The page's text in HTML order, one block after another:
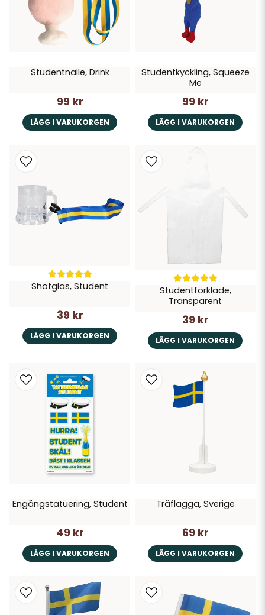
Studentnalle, Drink
99 kr
LÄGG I VARUKORGEN
Studentkyckling, Squeeze
Me
99 kr
LÄGG I VARUKORGEN
Shotglas, Student
39 kr
LÄGG I VARUKORGEN
Studentförkläde,
Transparent
39 kr
LÄGG I VARUKORGEN
Engångstatuering, Student
49 kr
LÄGG I VARUKORGEN
Träflagga, Sverige
69 kr
LÄGG I VARUKORGEN